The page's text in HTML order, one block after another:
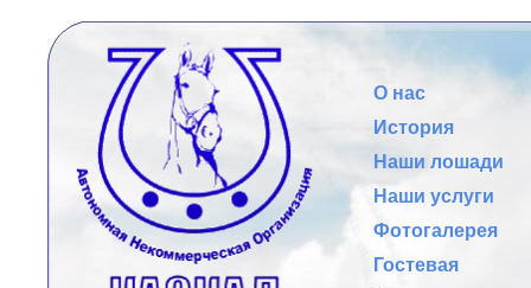
О нас
История
Наши лошади
Наши услуги
Фотогалерея
Гостевая